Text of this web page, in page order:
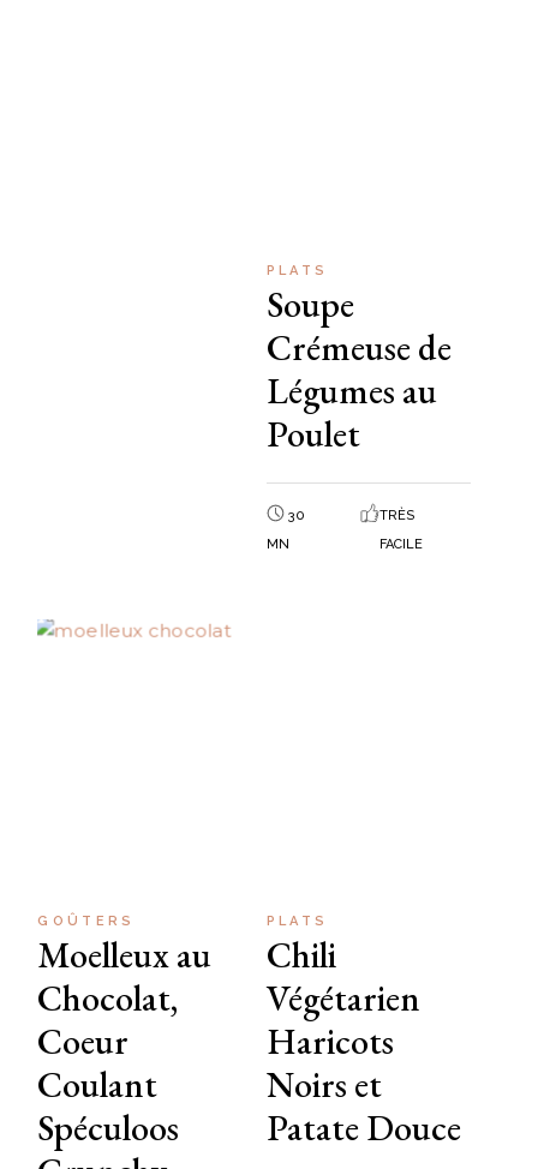
PLATS
Soupe
Crémeuse de
Légumes au
Poulet
30
MN
TRÈS
FACILE
GOÛTERS
Moelleux au
Chocolat,
Coeur
Coulant
Spéculoos
PLATS
Chili
Végétarien
Haricots
Noirs et
Patate Douce